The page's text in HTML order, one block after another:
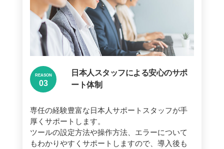
REASON
日本人スタッフによる安心のサポ
ート体制
専任の経験豊富な日本人サポートスタッフが手
厚くサポートします。
ツールの設定方法や操作方法、エラーについて
もわかりやすくサポートしますので、導入後も